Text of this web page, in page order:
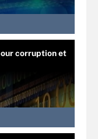
corruption et